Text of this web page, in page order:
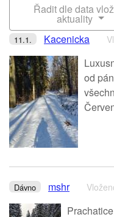
Řadit dle data
aktuality
11.1. Kacenicka
od
Dávno mshr